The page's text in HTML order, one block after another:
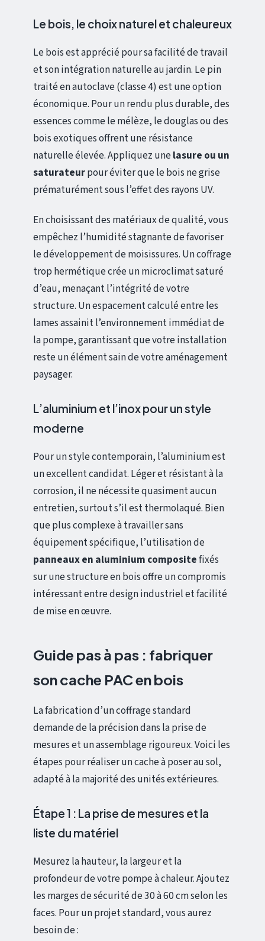
Le bois, le choix naturel et chaleureux
Le bois est apprécié pour sa facilité de travail
et son intégration naturelle au jardin. Le pin
traité en autoclave (classe 4) est une option
économique. Pour un rendu plus durable, des
essences comme le mélèze, le douglas ou des
bois exotiques offrent une résistance
naturelle élevée. Appliquez unelasure ou un
saturateurpour éviter que le bois ne grise
prématurément sous l’effet des rayons UV.
En choisissant des matériaux de qualité, vous
empêchez l’humidité stagnante de favoriser
le développement de moisissures. Un coffrage
trop hermétique crée un microclimat saturé
d’eau, menaçant l’intégrité de votre
structure. Un espacement calculé entre les
lames assainit l’environnement immédiat de
la pompe, garantissant que votre installation
reste un élément sain de votre aménagement
paysager.
L’aluminium et l’inox pour un style
moderne
Pour un style contemporain, l’aluminium est
un excellent candidat. Léger et résistant à la
corrosion, il ne nécessite quasiment aucun
entretien, surtout s’il est thermolaqué. Bien
que plus complexe à travailler sans
équipement spécifique, l’utilisation de
panneaux en aluminium compositefixés
sur une structure en bois offre un compromis
intéressant entre design industriel et facilité
de mise en œuvre.
Guide pas à pas : fabriquer
son cache PAC en bois
La fabrication d’un coffrage standard
demande de la précision dans la prise de
mesures et un assemblage rigoureux. Voici les
étapes pour réaliser un cache à poser au sol,
adapté à la majorité des unités extérieures.
Étape 1 : La prise de mesures et la
liste du matériel
Mesurez la hauteur, la largeur et la
profondeur de votre pompe à chaleur. Ajoutez
les marges de sécurité de 30 à 60 cm selon les
faces. Pour un projet standard, vous aurez
besoin de :